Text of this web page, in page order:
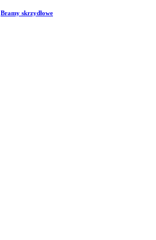
Bramy skrzydłowe